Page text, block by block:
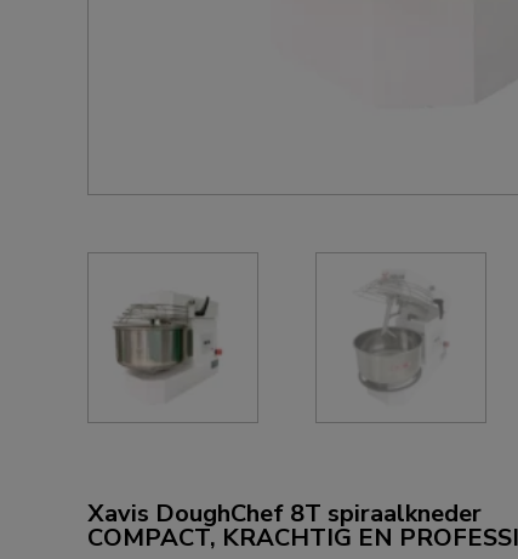
Xavis DoughChef 8T spiraalkneder
COMPACT, KRACHTIG EN